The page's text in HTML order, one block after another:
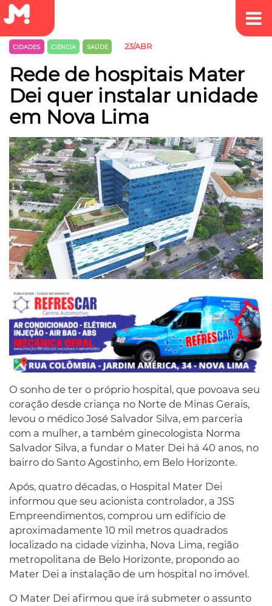
CIDADES CIÊNCIA SAÚDE 23/ABR
Rede de hospitais Mater
Dei quer instalar unidade
em Nova Lima
O sonho de ter o próprio hospital, que povoava seu
coração desde criança no Norte de Minas Gerais,
levou o médico José Salvador Silva, em parceria
com a mulher, a também ginecologista Norma
Salvador Silva, a fundar o Mater Dei há 40 anos, no
bairro do Santo Agostinho, em Belo Horizonte.
Após, quatro décadas, o Hospital Mater Dei
informou que seu acionista controlador, a JSS
Empreendimentos, comprou um edifício de
aproximadamente 10 mil metros quadrados
localizado na cidade vizinha, Nova Lima, região
metropolitana de Belo Horizonte, propondo ao
Mater Dei a instalação de um hospital no imóvel.
O Mater Dei afirmou que irá submeter o assunto